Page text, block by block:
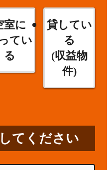
室に
てい
る
貸してい
る
(収益物
件)
てください